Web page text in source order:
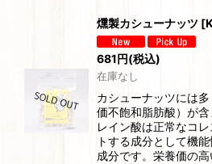
絞り込む
燻製カシューナッツ [
681円(税込)
在庫なし
カシューナッツには
価不飽和脂肪酸）が
レイン酸は正常なコ
トする成分として機
成分です。栄養価の